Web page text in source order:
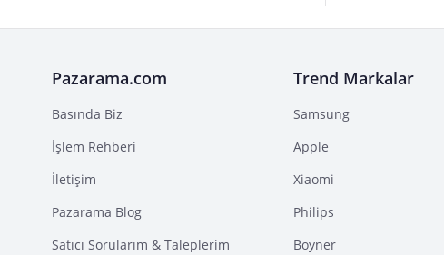
Pazarama.com
Basında Biz
İşlem Rehberi
İletişim
Pazarama Blog
Satıcı Sorularım & Taleplerim
Trend Markalar
Samsung
Apple
Xiaomi
Philips
Boyner